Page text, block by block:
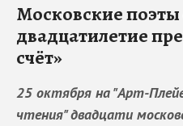
Московские поэты
двадцатилетие
счёт»
25 октября на "Арт-
чтения" двадцати